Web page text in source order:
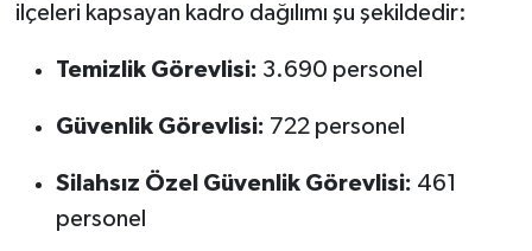
ilçeleri kapsayan kadro dağılımı şu şekildedir:
Temizlik Görevlisi: 3.690 personel
Güvenlik Görevlisi: 722 personel
Silahsız Özel Güvenlik Görevlisi: 461
personel